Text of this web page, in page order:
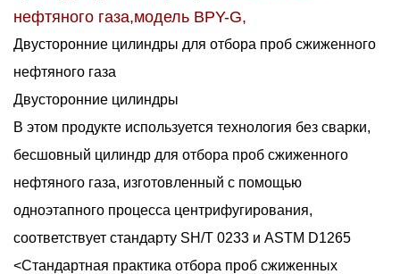
нефтяного газа,модель BPY-G,
Двусторонние цилиндры для отбора проб сжиженного
нефтяного газа
Двусторонние цилиндры
В этом продукте используется технология без сварки,
бесшовный цилиндр для отбора проб сжиженного
нефтяного газа, изготовленный с помощью
одноэтапного процесса центрифугирования,
соответствует стандарту SH/T 0233 и ASTM D1265
<Стандартная практика отбора проб сжиженных